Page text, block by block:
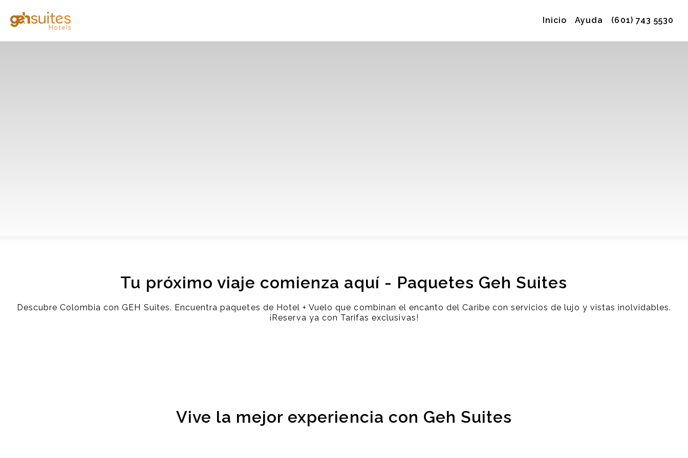
Inicio Ayuda (601) 743 5530
Tu próximo viaje comienza aquí - Paquetes Geh Suites
Descubre Colombia con GEH Suites. Encuentra paquetes de Hotel + Vuelo que combinan el encanto del Caribe con servicios de lujo y vistas inolvidables.
¡Reserva ya con Tarifas exclusivas!
Vive la mejor experiencia con Geh Suites